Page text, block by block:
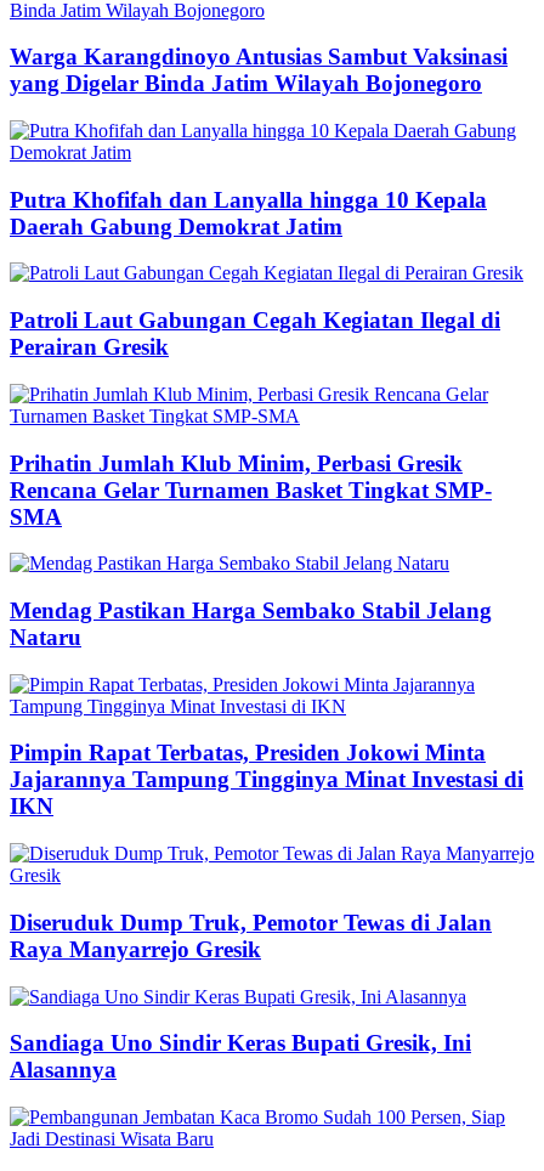
Warga Karangdinoyo Antusias Sambut Vaksinasi
yang Digelar Binda Jatim Wilayah Bojonegoro
Putra Khofifah dan Lanyalla hingga 10 Kepala
Daerah Gabung Demokrat Jatim
Patroli Laut Gabungan Cegah Kegiatan Ilegal di
Perairan Gresik
Prihatin Jumlah Klub Minim, Perbasi Gresik
Rencana Gelar Turnamen Basket Tingkat SMP-
SMA
Mendag Pastikan Harga Sembako Stabil Jelang
Nataru
Pimpin Rapat Terbatas, Presiden Jokowi Minta
Jajarannya Tampung Tingginya Minat Investasi di
IKN
Diseruduk Dump Truk, Pemotor Tewas di Jalan
Raya Manyarrejo Gresik
Sandiaga Uno Sindir Keras Bupati Gresik, Ini
Alasannya